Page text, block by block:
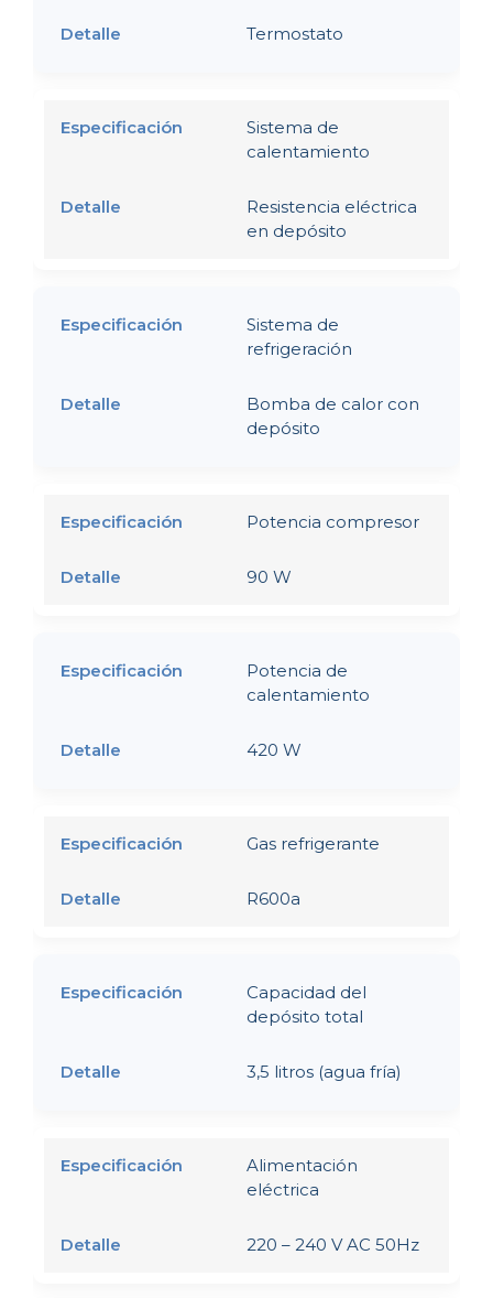
Termostato
Sistema de
calentamiento
Resistencia eléctrica
en depósito
Sistema de
refrigeración
Bomba de calor con
depósito
Potencia compresor
90 W
Potencia de
calentamiento
420 W
Gas refrigerante
R600a
Capacidad del
depósito total
3,5 litros (agua fría)
Alimentación
eléctrica
220 – 240 V AC 50Hz